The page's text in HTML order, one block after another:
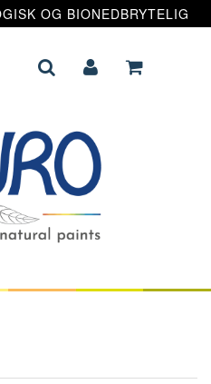
OG BIONEDBRYTELIG